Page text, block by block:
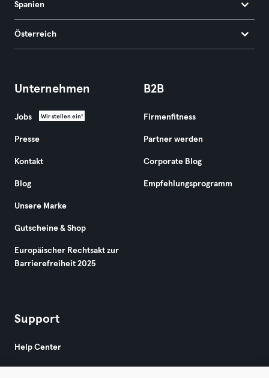
Spanien
Österreich
Unternehmen
Jobs Wir stellen ein!
Presse
Kontakt
Blog
Unsere Marke
Gutscheine & Shop
Europäischer Rechtsakt zur
Barrierefreiheit 2025
B2B
Firmenfitness
Partner werden
Corporate Blog
Empfehlungsprogramm
Support
Help Center